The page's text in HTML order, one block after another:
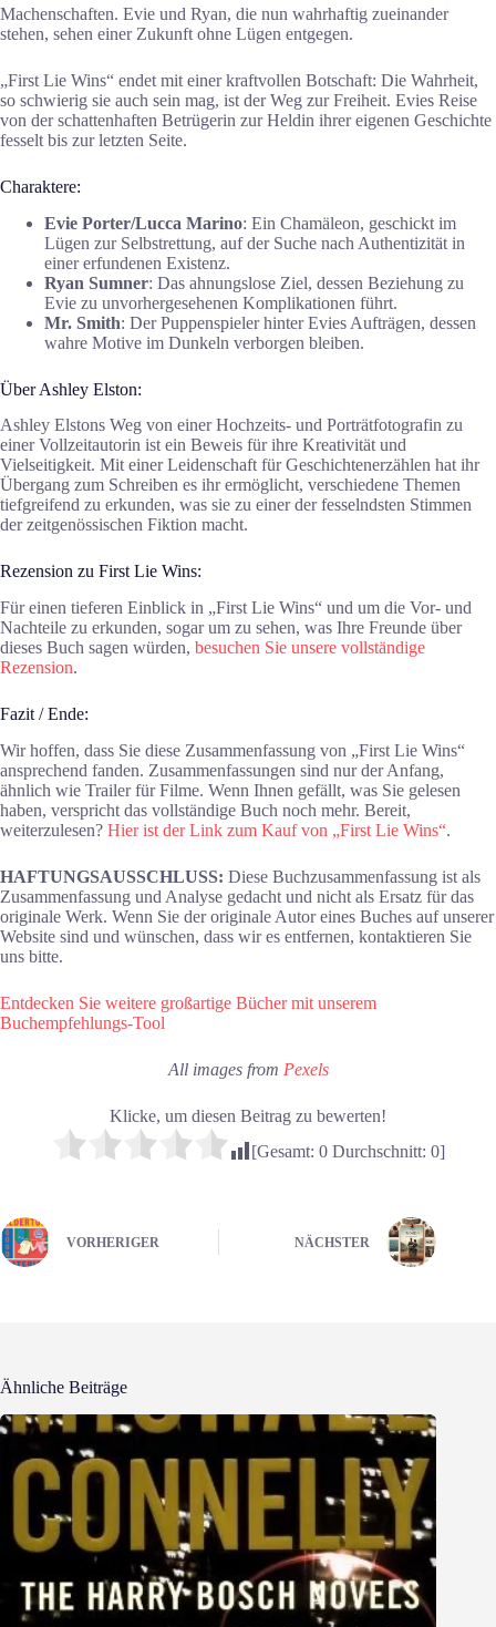
Machenschaften. Evie und Ryan, die nun wahrhaftig zueinander
stehen, sehen einer Zukunft ohne Lügen entgegen.
„First Lie Wins“ endet mit einer kraftvollen Botschaft: Die Wahrheit,
so schwierig sie auch sein mag, ist der Weg zur Freiheit. Evies Reise
von der schattenhaften Betrügerin zur Heldin ihrer eigenen Geschichte
fesselt bis zur letzten Seite.
Charaktere:
Evie Porter/Lucca Marino: Ein Chamäleon, geschickt im
Lügen zur Selbstrettung, auf der Suche nach Authentizität in
einer erfundenen Existenz.
Ryan Sumner: Das ahnungslose Ziel, dessen Beziehung zu
Evie zu unvorhergesehenen Komplikationen führt.
Mr. Smith: Der Puppenspieler hinter Evies Aufträgen, dessen
wahre Motive im Dunkeln verborgen bleiben.
Über Ashley Elston:
Ashley Elstons Weg von einer Hochzeits- und Porträtfotografin zu
einer Vollzeitautorin ist ein Beweis für ihre Kreativität und
Vielseitigkeit. Mit einer Leidenschaft für Geschichtenerzählen hat ihr
Übergang zum Schreiben es ihr ermöglicht, verschiedene Themen
tiefgreifend zu erkunden, was sie zu einer der fesselndsten Stimmen
der zeitgenössischen Fiktion macht.
Rezension zu First Lie Wins:
Für einen tieferen Einblick in „First Lie Wins“ und um die Vor- und
Nachteile zu erkunden, sogar um zu sehen, was Ihre Freunde über
dieses Buch sagen würden, besuchen Sie unsere vollständige
Rezension.
Fazit / Ende:
Wir hoffen, dass Sie diese Zusammenfassung von „First Lie Wins“
ansprechend fanden. Zusammenfassungen sind nur der Anfang,
ähnlich wie Trailer für Filme. Wenn Ihnen gefällt, was Sie gelesen
haben, verspricht das vollständige Buch noch mehr. Bereit,
weiterzulesen? Hier ist der Link zum Kauf von „First Lie Wins“.
HAFTUNGSAUSSCHLUSS: Diese Buchzusammenfassung ist als
Zusammenfassung und Analyse gedacht und nicht als Ersatz für das
originale Werk. Wenn Sie der originale Autor eines Buches auf unserer
Website sind und wünschen, dass wir es entfernen, kontaktieren Sie
uns bitte.
Entdecken Sie weitere großartige Bücher mit unserem
Buchempfehlungs-Tool
All images from Pexels
Klicke, um diesen Beitrag zu bewerten!
[Gesamt: 0Durchschnitt: 0]
VORHERIGER NÄCHSTER
Ähnliche Beiträge